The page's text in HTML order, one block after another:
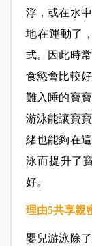
浮，或在水
地在運動了
式。因此時
食慾會比較
難入睡的寶
游泳能讓寶
緒也能夠在
泳而提升了
好。
理由5共享親
嬰兒游泳除